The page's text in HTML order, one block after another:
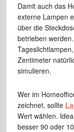
Damit auch das
externe Lampen
über die
betrieben
Zentimeter
simulieren.
Wer im
zeichnet, sollte
Wert wählen.
besser 90 oder